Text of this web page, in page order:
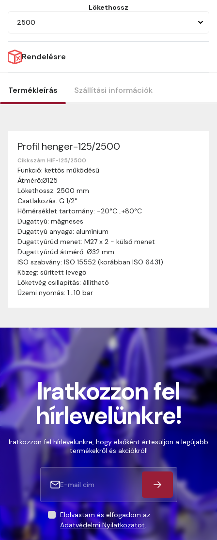
Lökethossz
2500
Rendelésre
Termékleírás Szállítási információk
Profil henger-125/2500
Cikkszám HIF-125/2500
Funkció: kettős működésű
Átmérő:Ø125
Lökethossz: 2500 mm
Csatlakozás: G 1/2"
Hőmérséklet tartomány: -20°C…+80°C
Dugattyú: mágneses
Dugattyú anyaga: alumínium
Dugattyúrúd menet: M27 x 2 - külső menet
Dugattyúrúd átmérő: Ø32 mm
ISO szabvány: ISO 15552 (korábban ISO 6431)
Közeg: sűrített levegő
Löketvég csillapítás: állítható
Üzemi nyomás: 1…10 bar
Szállítási információk
Nagyon köszönjük, hogy webshopunkat választottátok
vásárlásaitokhoz. Az alábbiakban megtaláljátok szállítási
információinkat, hogy a vásárlásotok gördülékenyen és
zökkenőmentesen történhessen.
Szállítási idő:Általában a megrendeléseket 2-5
munkanapon belül kézbesítjük. Amennyiben
valamilyen okból kifolyólag a szállítás hosszabb
ideig tart, előre értesítünk benneteket.
Szállítási díj:A szállítási díj függ a termék súlyától
és a szállítási cím távolságától. A pontos szállítási
díjat a vásárlás folyamata során megtekinthetitek,
mielőtt a rendelést véglegesítitek.
Iratkozzon fel
hírlevelünkre!
Iratkozzon fel hírlevelünkre, hogy elsőként értesüljön a legújabb
termékekről és akciókról!
Elolvastam és elfogadom az
Adatvédelmi Nyilatkozatot.